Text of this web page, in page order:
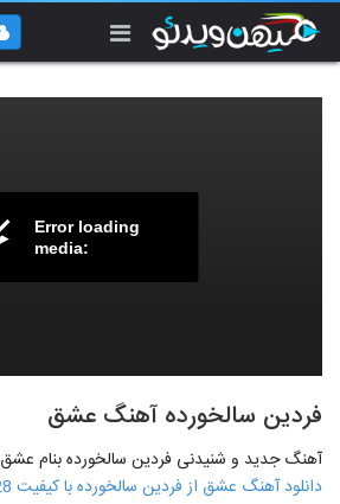
Error loading
media:
فردین سالخورده آهنگ عشق
آهنگ جدید و شنیدنی فردین سالخورده بنام عشق
دانلود آهنگ عشق از فردین سالخورده با کیفیت 128